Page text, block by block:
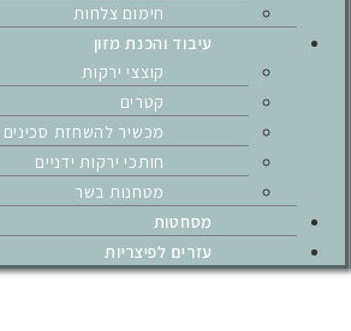
חימום צלחות
עיבוד והכנת מזון
קוצצי ירקות
קטרים
מכשיר להשחזת סכינים
חותכי ירקות ידניים
מטחנות בשר
מסחטות
עזרים לפיצריות